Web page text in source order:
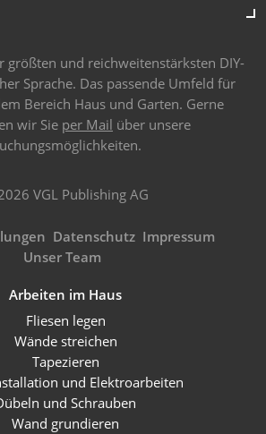
größten und reichweitenstärksten DIY-
Sprache. Das passende Umfeld für
Bereich Haus und Garten. Gerne
wir Sie per Mail über unsere
VGL Publishing AG
Datenschutz Impressum
Unser Team
Arbeiten im Haus
Fliesen legen
Wände streichen
Tapezieren
und Elektroarbeiten
und Schrauben
Wand grundieren